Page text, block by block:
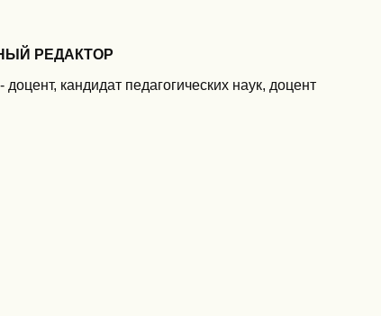
РЕДАКТОР
кандидат педагогических наук, доцент